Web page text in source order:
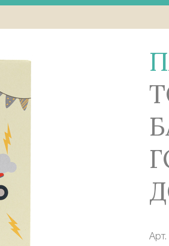
ПАСТА ДЕТСКАЯ С
Арт.